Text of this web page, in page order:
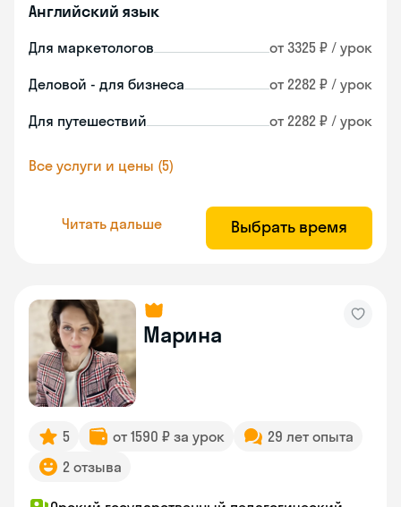
Английский язык
Для маркетологов от 3325 ₽ / урок
Деловой - для бизнеса от 2282 ₽ / урок
Для путешествий от 2282 ₽ / урок
Все услуги и цены (5)
Читать дальше Выбрать время
Марина
5 от 1590 ₽ за урок
29 лет опыта
2 отзыва